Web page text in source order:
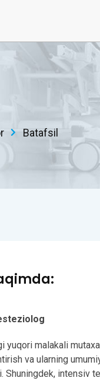
Batafsil
yuqori malakali
va ularning
Shuningdek, intensiv